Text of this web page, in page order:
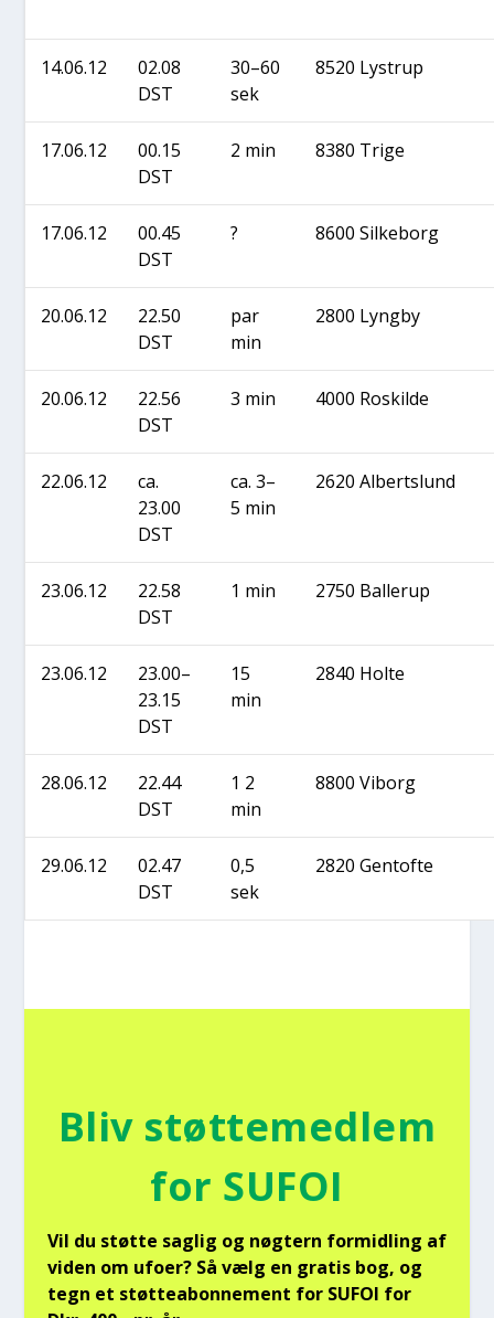
14.06.12
02.08
DST
30–60
sek
8520 Lystrup
17.06.12
00.15
DST
2 min 8380 Tri­ge
17.06.12
00.45
DST
? 8600 Sil­ke­borg
20.06.12
22.50
DST
par
min
2800 Lyng­by
20.06.12
22.56
DST
3 min 4000 Roskil­de
22.06.12
ca.
23.00
DST
ca. 3–
5 min
2620 Albert­slund
23.06.12
22.58
DST
1 min 2750 Bal­lerup
23.06.12
23.00–
23.15
DST
15
min
2840 Hol­te
28.06.12
22.44
DST
1 2
min
8800 Viborg
29.06.12
02.47
DST
0,5
sek
2820 Gen­tof­te
Bliv støt­te­med­lem
for SUFOI
Vil du støt­te sag­lig og nøg­tern for­mid­ling af
viden om ufo­er? Så vælg en gra­tis bog, og
tegn et støt­tea­bon­ne­ment for SUFOI for